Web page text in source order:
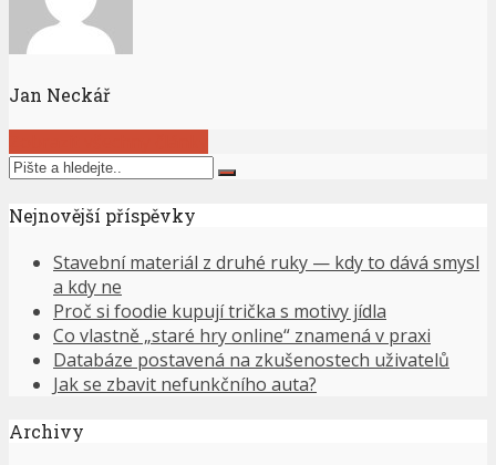
Jan Neckář
Nejnovější příspěvky
Stavební materiál z druhé ruky — kdy to dává smysl
a kdy ne
Proč si foodie kupují trička s motivy jídla
Co vlastně „staré hry online“ znamená v praxi
Databáze postavená na zkušenostech uživatelů
Jak se zbavit nefunkčního auta?
Archivy